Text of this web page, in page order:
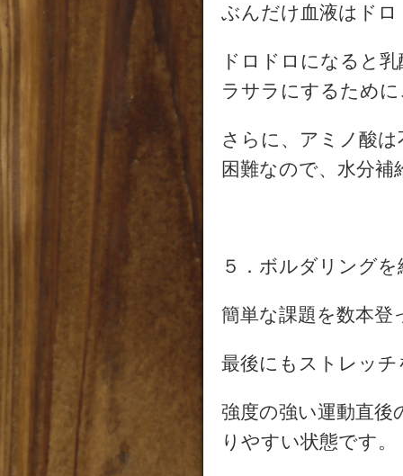
ぶんだけ血液はド
ドロドロになると
ラサラにするため
さらに、アミノ酸
困難なので、水分
５．ボルダリング
簡単な課題を数本
最後にもストレッ
強度の強い運動直後
りやすい状態です。